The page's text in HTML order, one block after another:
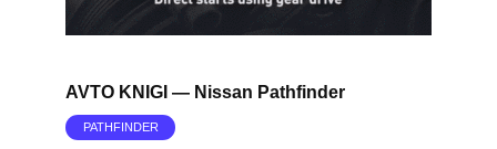
AVTO KNIGI — Nissan Pathfinder
PATHFINDER